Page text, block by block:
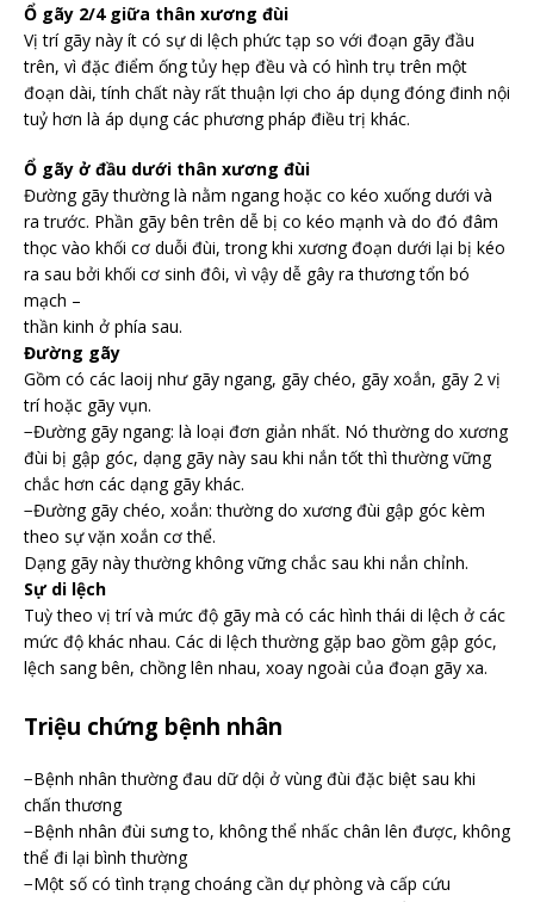
Ổ gãy 2/4 giữa thân xương đùi
Vị trí gãy này ít có sự di lệch phức tạp so với đoạn gãy đầu
trên, vì đặc điểm ống tủy hẹp đều và có hình trụ trên một
đoạn dài, tính chất này rất thuận lợi cho áp dụng đóng đinh nội
tuỷ hơn là áp dụng các phương pháp điều trị khác.
Ổ gãy ở đầu dưới thân xương đùi
Đường gãy thường là nằm ngang hoặc co kéo xuống dưới và
ra trước. Phần gãy bên trên dễ bị co kéo mạnh và do đó đâm
thọc vào khối cơ duỗi đùi, trong khi xương đoạn dưới lại bị kéo
ra sau bởi khối cơ sinh đôi, vì vậy dễ gây ra thương tổn bó
mạch –
thần kinh ở phía sau.
Đường gãy
Gồm có các laoij như gãy ngang, gãy chéo, gãy xoắn, gãy 2 vị
trí hoặc gãy vụn.
−Đường gãy ngang: là loại đơn giản nhất. Nó thường do xương
đùi bị gập góc, dạng gãy này sau khi nắn tốt thì thường vững
chắc hơn các dạng gãy khác.
−Đường gãy chéo, xoắn: thường do xương đùi gập góc kèm
theo sự vặn xoắn cơ thể.
Dạng gãy này thường không vững chắc sau khi nắn chỉnh.
Sự di lệch
Tuỳ theo vị trí và mức độ gãy mà có các hình thái di lệch ở các
mức độ khác nhau. Các di lệch thường gặp bao gồm gập góc,
lệch sang bên, chồng lên nhau, xoay ngoài của đoạn gãy xa.
Triệu chứng bệnh nhân
−Bệnh nhân thường đau dữ dội ở vùng đùi đặc biệt sau khi
chấn thương
−Bệnh nhân đùi sưng to, không thể nhấc chân lên được, không
thể đi lại bình thường
−Một số có tình trạng choáng cần dự phòng và cấp cứu